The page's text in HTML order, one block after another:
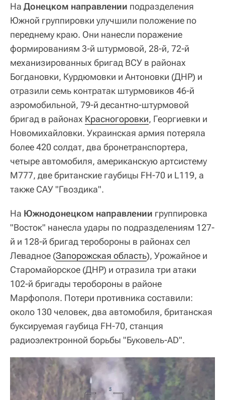
На Донецком направлении подразделения
Южной группировки улучшили положение по
переднему краю. Они нанесли поражение
формированиям 3-й штурмовой, 28-й, 72-й
механизированных бригад ВСУ в районах
Богдановки, Курдюмовки и Антоновки (ДНР) и
отразили семь контратак штурмовиков 46-й
аэромобильной, 79-й десантно-штурмовой
бригад в районах Красногоровки, Георгиевки и
Новомихайловки. Украинская армия потеряла
более 420 солдат, два бронетранспортера,
четыре автомобиля, американскую артсистему
М777, две британские гаубицы FH-70 и L119, а
также САУ "Гвоздика".
На Южнодонецком направлении группировка
"Восток" нанесла удары по подразделениям 127-
й и 128-й бригад теробороны в районах сел
Левадное (Запорожская область), Урожайное и
Старомайорское (ДНР) и отразила три атаки
102-й бригады теробороны в районе
Марфополя. Потери противника составили:
около 130 человек, два автомобиля, британская
буксируемая гаубица FH-70, станция
радиоэлектронной борьбы "Буковель-AD".